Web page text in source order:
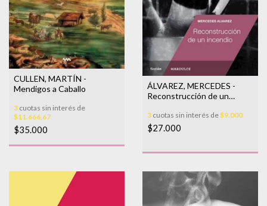
CULLEN, MARTÍN -
Mendigos a Caballo
3 cuotas sin interés de
$11.666,67
$35.000
ÁLVAREZ, MERCEDES -
Reconstrucción de un
3 cuotas sin interés de$9.000
$27.000